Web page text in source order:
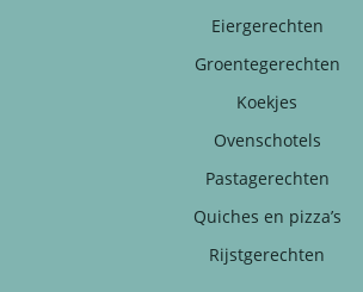
Eiergerechten
Groentegerechten
Koekjes
Ovenschotels
Pastagerechten
Quiches en pizza’s
Rijstgerechten